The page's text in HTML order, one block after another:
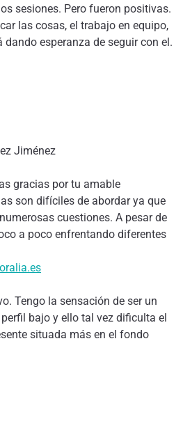
sesiones. Pero fueron positivas.
las cosas, el trabajo en equipo,
esperanza de seguir con el.
Jiménez
gracias por tu amable
son difíciles de abordar ya que
cuestiones. A pesar de
a poco enfrentando diferentes
Tengo la sensación de ser un
bajo y ello tal vez dificulta el
situada más en el fondo